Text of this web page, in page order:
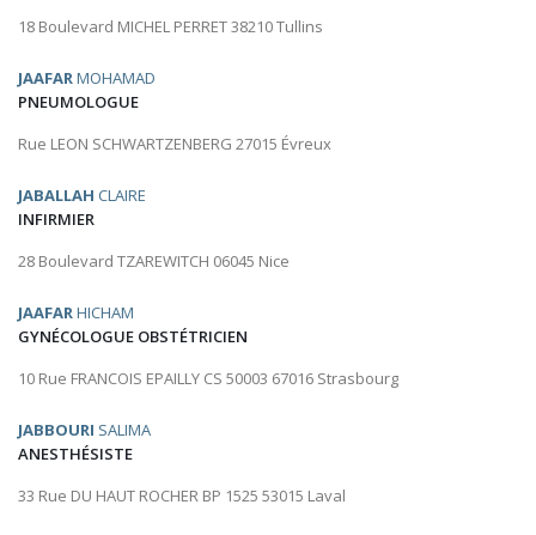
18 Boulevard MICHEL PERRET 38210 Tullins
JAAFARMOHAMAD
PNEUMOLOGUE
Rue LEON SCHWARTZENBERG 27015 Évreux
JABALLAH CLAIRE
INFIRMIER
28 Boulevard TZAREWITCH 06045 Nice
JAAFARHICHAM
GYNÉCOLOGUE OBSTÉTRICIEN
10 Rue FRANCOIS EPAILLY CS 50003 67016 Strasbourg
JABBOURI SALIMA
ANESTHÉSISTE
33 Rue DU HAUT ROCHER BP 1525 53015 Laval